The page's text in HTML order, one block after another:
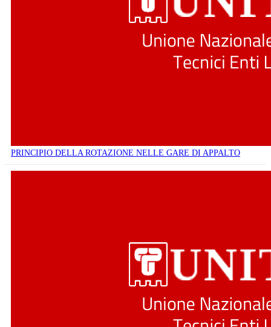
PRINCIPIO DELLA ROTAZIONE NELLE GARE DI APPALTO